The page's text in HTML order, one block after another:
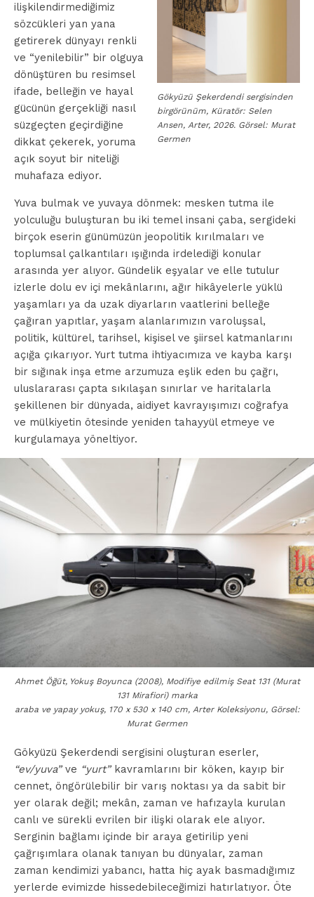
Gökyüzü Şekerdendi sergisinden
birgörünüm, Küratör: Selen
Ansen, Arter, 2026. Görsel: Murat
Germen
ilişkilendirmediğimiz
sözcükleri yan yana
getirerek dünyayı renkli
ve “yenilebilir” bir olguya
dönüştüren bu resimsel
ifade, belleğin ve hayal
gücünün gerçekliği nasıl
süzgeçten geçirdiğine
dikkat çekerek, yoruma
açık soyut bir niteliği
muhafaza ediyor.
Yuva bulmak ve yuvaya dönmek: mesken tutma ile
yolculuğu buluşturan bu iki temel insani çaba, sergideki
birçok eserin günümüzün jeopolitik kırılmaları ve
toplumsal çalkantıları ışığında irdelediği konular
arasında yer alıyor. Gündelik eşyalar ve elle tutulur
izlerle dolu ev içi mekânlarını, ağır hikâyelerle yüklü
yaşamları ya da uzak diyarların vaatlerini belleğe
çağıran yapıtlar, yaşam alanlarımızın varoluşsal,
politik, kültürel, tarihsel, kişisel ve şiirsel katmanlarını
açığa çıkarıyor. Yurt tutma ihtiyacımıza ve kayba karşı
bir sığınak inşa etme arzumuza eşlik eden bu çağrı,
uluslararası çapta sıkılaşan sınırlar ve haritalarla
şekillenen bir dünyada, aidiyet kavrayışımızı coğrafya
ve mülkiyetin ötesinde yeniden tahayyül etmeye ve
kurgulamaya yöneltiyor.
Ahmet Öğüt, Yokuş Boyunca (2008), Modifiye edilmiş Seat 131 (Murat
131 Mirafiori) marka
araba ve yapay yokuş, 170 x 530 x 140 cm, Arter Koleksiyonu, Görsel:
Murat Germen
Gökyüzü Şekerdendi sergisini oluşturan eserler,
“ev/yuva”ve “yurt”kavramlarını bir köken, kayıp bir
cennet, öngörülebilir bir varış noktası ya da sabit bir
yer olarak değil; mekân, zaman ve hafızayla kurulan
canlı ve sürekli evrilen bir ilişki olarak ele alıyor.
Serginin bağlamı içinde bir araya getirilip yeni
çağrışımlara olanak tanıyan bu dünyalar, zaman
zaman kendimizi yabancı, hatta hiç ayak basmadığımız
yerlerde evimizde hissedebileceğimizi hatırlatıyor. Öte